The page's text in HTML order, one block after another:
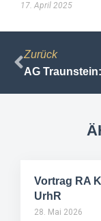
17. April 2025
Zurück
Vortrag RA
UrhR
28. Mai 2026